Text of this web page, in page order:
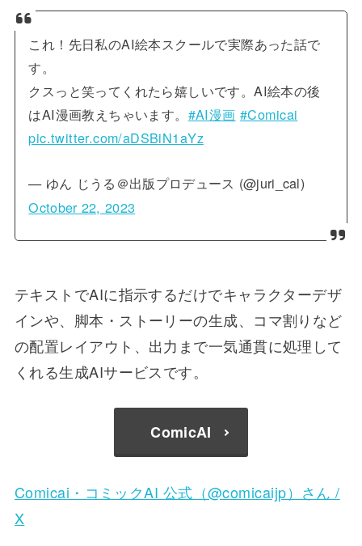
これ！先日私のAI絵本スクールで実際あった話で
す。
クスっと笑ってくれたら嬉しいです。AI絵本の後
はAI漫画教えちゃいます。 #AI漫画 #Comicai
pic.twitter.com/aDSBiN1aYz
— ゆん じうる＠出版プロデュース (@juri_cal)
October 22, 2023
テキストでAIに指示するだけでキャラクターデザ
インや、脚本・ストーリーの生成、コマ割りなど
の配置レイアウト、出力まで一気通貫に処理して
くれる生成AIサービスです。
ComicAI
Comicai・コミックAI 公式（@comicaijp）さん /
X